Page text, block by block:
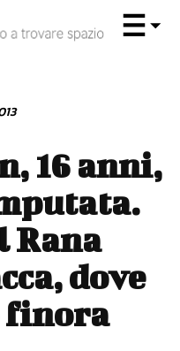
16 anni,
Rana
dove
finora